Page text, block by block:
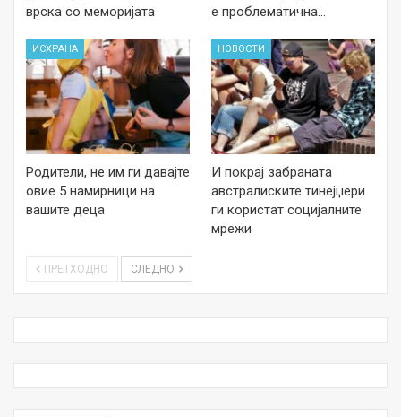
врска со меморијата
е проблематична…
ИСХРАНА
Родители, не им ги давајте
овие 5 намирници на
вашите деца
НОВОСТИ
И покрај забраната
австралиските тинејџери
ги користат социјалните
мрежи
ПРЕТХОДНО СЛЕДНО